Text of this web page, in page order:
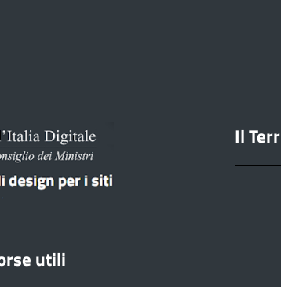
utili
Il